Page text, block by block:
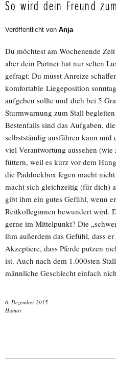
So wird dein Freund
Veröffentlicht von Anja
Du möchtest am Wochenende
aber dein Partner hat nur selten
gefragt: Du musst Anreize
komfortable Liegeposition
aufgeben sollte und dich bei 5
Sturmwarnung zum Stall
Bestenfalls sind das Aufgaben,
selbstständig ausführen kann
viel Verantwortung aussehen
füttern, weil es kurz vor dem
die Paddockbox fegen macht
macht sich gleichzeitig (für dich)
gibt ihm ein gutes Gefühl, wenn
Reitkolleginnen bewundert wird.
gerne im Mittelpunkt? Die
ihm außerdem das Gefühl, dass
Akzeptiere, dass Pferde putzen
ist. Auch nach dem 1.000sten
männliche Geschlecht einfach
6. Dezember 2015
Humor